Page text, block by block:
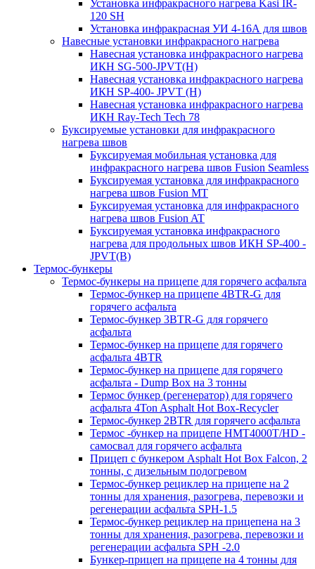
Установка инфракрасного нагрева Kasi IR-
120 SH
Установка инфракрасная УИ 4-16А для швов
Навесные установки инфракрасного нагрева
Навесная установка инфракрасного нагрева
ИКН SG-500-JPVT(H)
Навесная установка инфракрасного нагрева
ИКН SP-400- JPVT (Н)
Навесная установка инфракрасного нагрева
ИКН Ray-Tech Tech 78
Буксируемые установки для инфракрасного
нагрева швов
Буксируемая мобильная установка для
инфракрасного нагрева швов Fusion Seamless
Буксируемая установка для инфракрасного
нагрева швов Fusion MT
Буксируемая установка для инфракрасного
нагрева швов Fusion AT
Буксируемая установка инфракрасного
нагрева для продольных швов ИКН SP-400 -
JPVT(B)
Термос-бункеры
Термос-бункеры на прицепе для горячего асфальта
Термос-бункер на прицепе 4BTR-G для
горячего асфальта
Термос-бункер 3BTR-G для горячего
асфальта
Термос-бункер на прицепе для горячего
асфальта 4BTR
Термос-бункер на прицепе для горячего
асфальта - Dump Box на 3 тонны
Термос бункер (регенератор) для горячего
асфальта 4Ton Asphalt Hot Box-Recycler
Термос-бункер 2BTR для горячего асфальта
Термос -бункер на прицепе HMT4000T/HD -
самосвал для горячего асфальта
Прицеп с бункером Asphalt Hot Box Falcon, 2
тонны, с дизельным подогревом
Термос-бункер рециклер на прицепе на 2
тонны для хранения, разогрева, перевозки и
регенерации асфальта SPH-1.5
Термос-бункер рециклер на прицепена на 3
тонны для хранения, разогрева, перевозки и
регенерации асфальта SPH -2.0
Бункер-прицеп на прицепе на 4 тонны для